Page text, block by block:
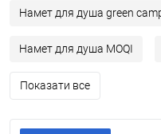
Намет для душа green
Намет для душа MOQI
Показати все